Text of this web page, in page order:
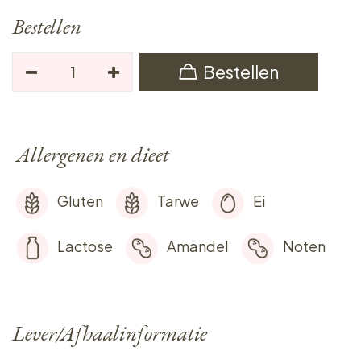
Bestellen
Bestellen
Allergenen en dieet
Gluten Tarwe Ei
Lactose Amandel Noten
Lever/Afhaalinformatie